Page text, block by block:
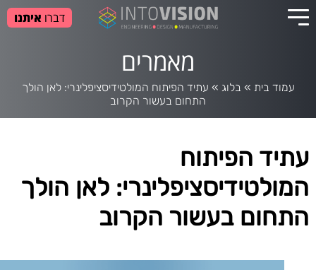
דברו איתנו
מאמרים
עמוד בית » בלוג » עתיד הפיתוח המולטידיסציפלינרי: לאן הולך
התחום בעשור הקרוב
עתיד הפיתוח
המולטידיסציפלינרי: לאן הולך
התחום בעשור הקרוב